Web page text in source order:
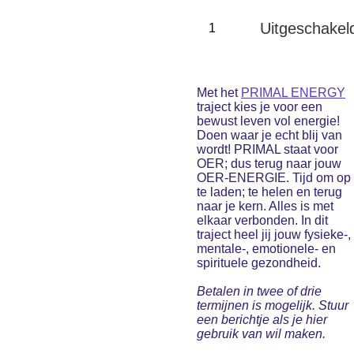
Met het PRIMAL ENERGY
traject kies je voor een
bewust leven vol energie!
Doen waar je echt blij van
wordt! PRIMAL staat voor
OER; dus terug naar jouw
OER-ENERGIE. Tijd om op
te laden; te helen en terug
naar je kern. Alles is met
elkaar verbonden. In dit
traject heel jij jouw fysieke-,
mentale-, emotionele- en
spirituele gezondheid.
Betalen in twee of drie
termijnen is mogelijk. Stuur
een berichtje als je hier
gebruik van wil maken.